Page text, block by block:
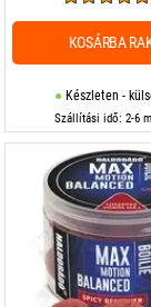
Készleten -
Szállítási idő: 2-6
KOSÁRBA